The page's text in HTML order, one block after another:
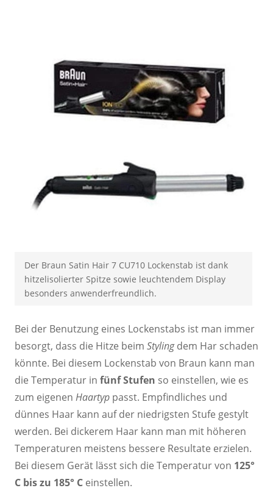
Der Braun Satin Hair 7 CU710 Lockenstab ist dank
hitzelisolierter Spitze sowie leuchtendem Display
besonders anwenderfreundlich.
Bei der Benutzung eines Lockenstabs ist man immer
besorgt, dass die Hitze beim Stylingdem Har schaden
könnte. Bei diesem Lockenstab von Braun kann man
die Temperatur in fünf Stufen so einstellen, wie es
zum eigenen Haartyp passt. Empfindliches und
dünnes Haar kann auf der niedrigsten Stufe gestylt
werden. Bei dickerem Haar kann man mit höheren
Temperaturen meistens bessere Resultate erzielen.
Bei diesem Gerät lässt sich die Temperatur von 125°
C bis zu 185° C einstellen.